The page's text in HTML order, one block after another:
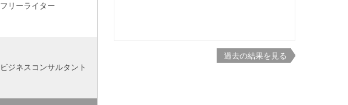
フリーライター
ビジネスコンサルタント
過去の結果を見る